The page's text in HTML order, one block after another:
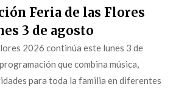
Feria de las Flores
3 de agosto
2026 continúa este lunes 3 de
que combina música,
para toda la familia en diferentes